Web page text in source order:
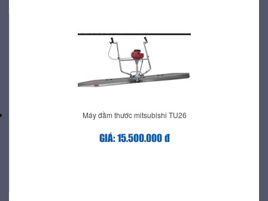
Máy đầm thước mitsubishi TU26
GIÁ: 15.500.000 đ